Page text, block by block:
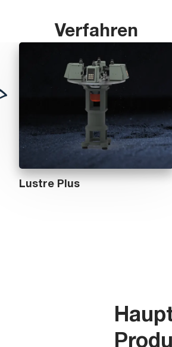
Verfahren
Lustre Plus